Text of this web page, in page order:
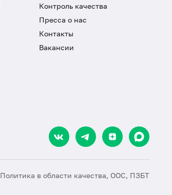
Контроль качества
Пресса о нас
Контакты
Вакансии
Политика в области качества, ООС, ПЗБТ